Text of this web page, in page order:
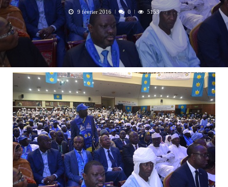
9 février 2016 0 5153